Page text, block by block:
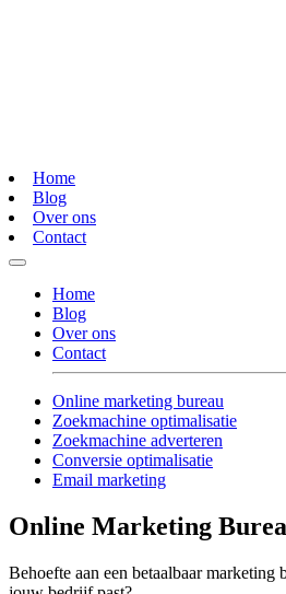
Home
Blog
Over ons
Contact
Home
Blog
Over ons
Contact
Online marketing bureau
Zoekmachine optimalisatie
Zoekmachine adverteren
Conversie optimalisatie
Email marketing
Online Marketing
Behoefte aan een betaalbaar